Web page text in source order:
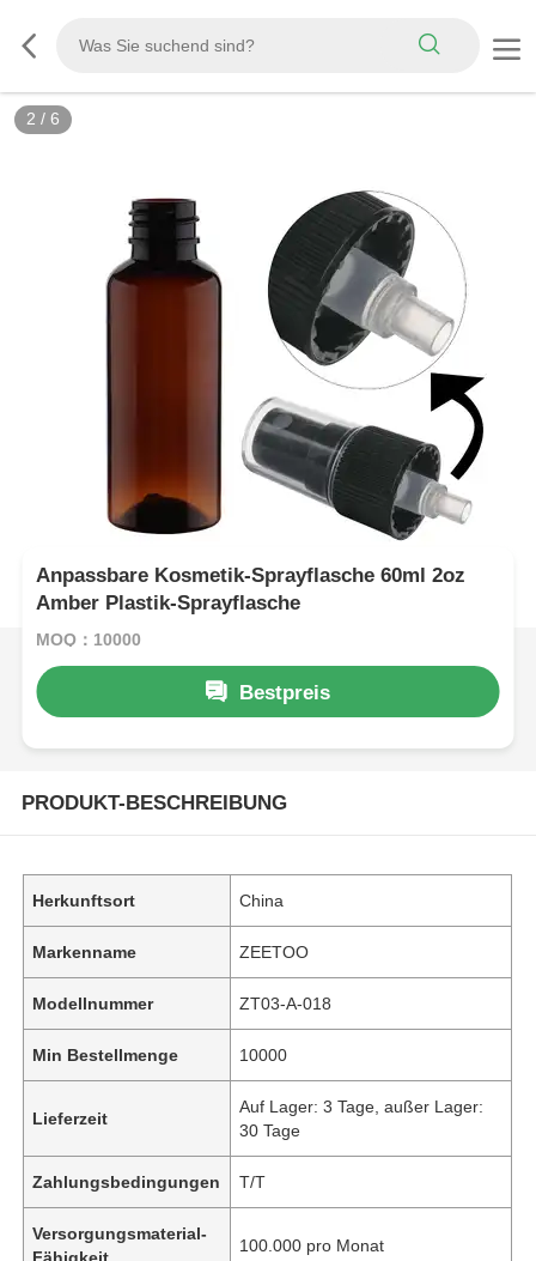
2 / 6
Anpassbare Kosmetik-Sprayflasche 60ml 2oz
Amber Plastik-Sprayflasche
MOQ：10000
Bestpreis
PRODUKT-BESCHREIBUNG
Herkunftsort China
Markenname ZEETOO
Modellnummer ZT03-A-018
Min Bestellmenge 10000
Lieferzeit
Auf Lager: 3 Tage, außer Lager:
30 Tage
Zahlungsbedingungen T/T
Versorgungsmaterial-
Fähigkeit
100.000 pro Monat